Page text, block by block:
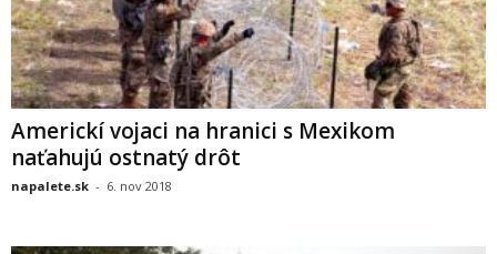
Americkí vojaci na hranici s Mexikom
naťahujú ostnatý drôt
napalete.sk - 6. nov 2018